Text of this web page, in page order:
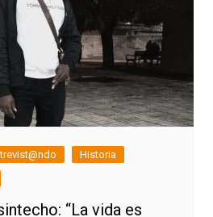
Historia
“La vida es